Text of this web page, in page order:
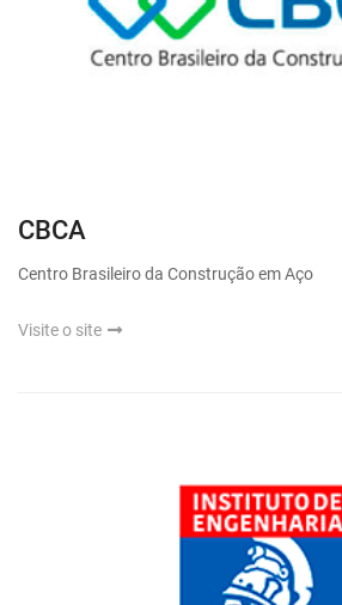
CBCA
Centro Brasileiro da Construção em Aço
Visite o site